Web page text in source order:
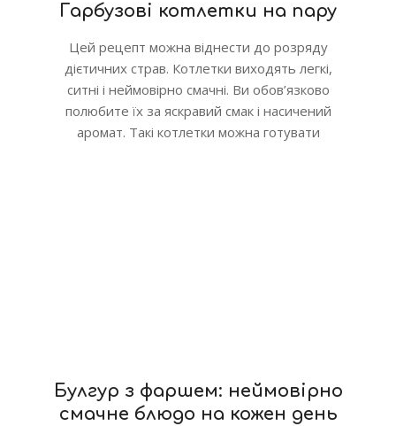
Гарбузові котлетки на пару
Цей рецепт можна віднести до розряду
дієтичних страв. Котлетки виходять легкі,
ситні і неймовірно смачні. Ви обов’язково
полюбите їх за яскравий смак і насичений
аромат. Такі котлетки можна готувати
Булгур з фаршем: неймовірно
смачне блюдо на кожен день